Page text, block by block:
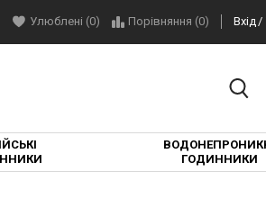
Улюблені (0) Порівняння (0) Вхід
ГОДИННИКИ